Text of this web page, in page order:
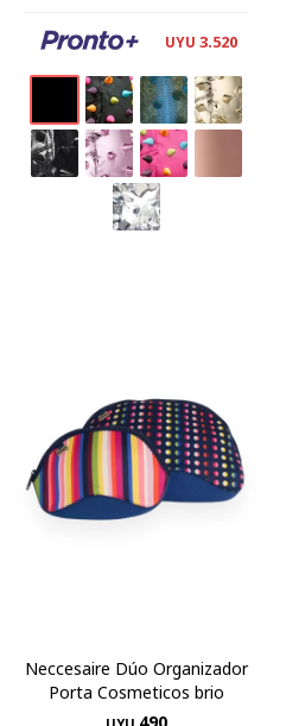
UYU 3.520
Neccesaire Dúo Organizador
Porta Cosmeticos brio